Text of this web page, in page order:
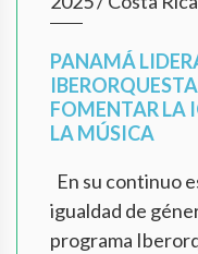
PANAMÁ
FOMENTAR LA
LA MÚSICA
En su continuo
igualdad de
programa